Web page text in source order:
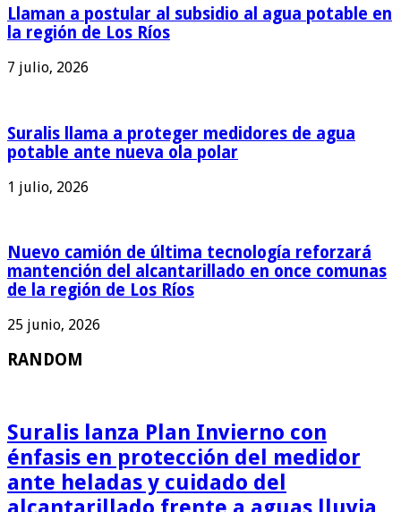
Llaman a postular al subsidio al agua potable en
la región de Los Ríos
7 julio, 2026
Suralis llama a proteger medidores de agua
potable ante nueva ola polar
1 julio, 2026
Nuevo camión de última tecnología reforzará
mantención del alcantarillado en once comunas
de la región de Los Ríos
25 junio, 2026
RANDOM
Suralis lanza Plan Invierno con
énfasis en protección del medidor
ante heladas y cuidado del